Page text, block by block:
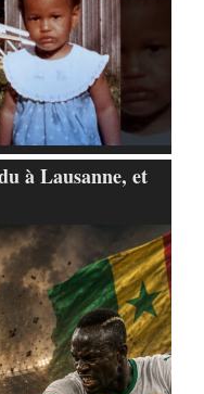
à Lausanne, et